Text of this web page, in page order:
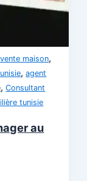
maison,
,agent
,Consultant
tunisie
au